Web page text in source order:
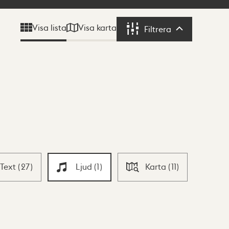
Visa lista Visa karta Filtrera Filtrera
Text (27) Ljud (1) Karta (11)